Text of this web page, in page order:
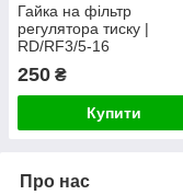
Гайка на фільтр
регулятора тиску |
RD/RF3/5-16
250 ₴
Купити
Про нас